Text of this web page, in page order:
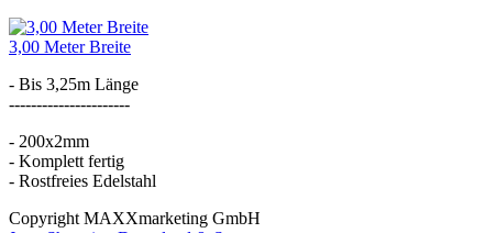
3,00 Meter Breite
- Bis 3,25m Länge
----------------------
- 200x2mm
- Komplett fertig
- Rostfreies Edelstahl
Copyright MAXXmarketing GmbH